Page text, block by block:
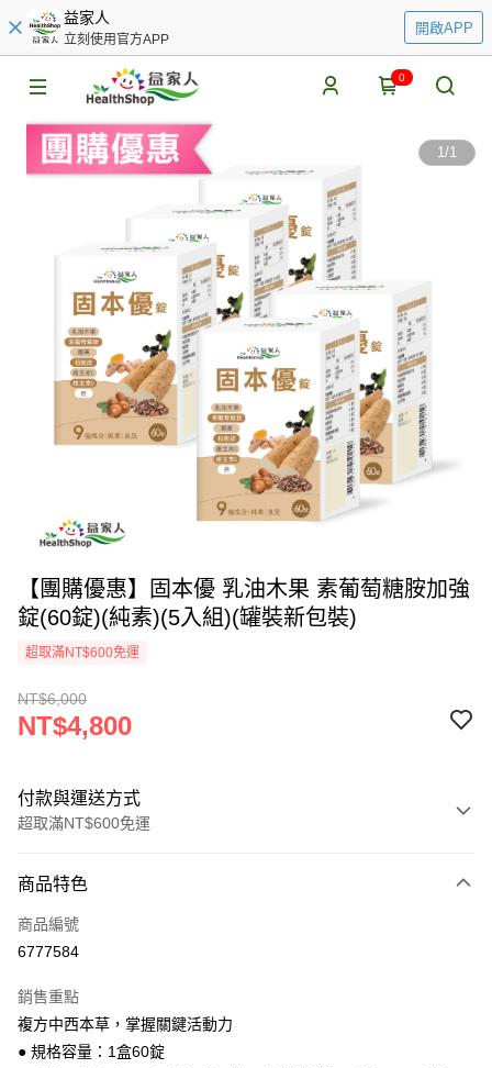
益家人
立刻使用官方APP
開啟APP
0
1/1
【團購優惠】固本優 乳油木果 素葡萄糖胺加強
錠(60錠)(純素)(5入組)(罐裝新包裝)
超取滿NT$600免運
NT$6,000
NT$4,800
付款與運送方式
超取滿NT$600免運
信用卡一次付款
信用卡分期付款
合作金庫商業銀行
華南商業銀行
上海商業儲蓄銀行
超商取貨付款
LINE Pay
商品特色
商品編號
6777584
銷售重點
複方中西本草，掌握關鍵活動力
● 規格容量：1盒60錠